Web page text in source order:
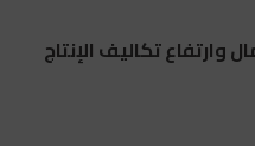
وارتفاع تكاليف الإنتاج